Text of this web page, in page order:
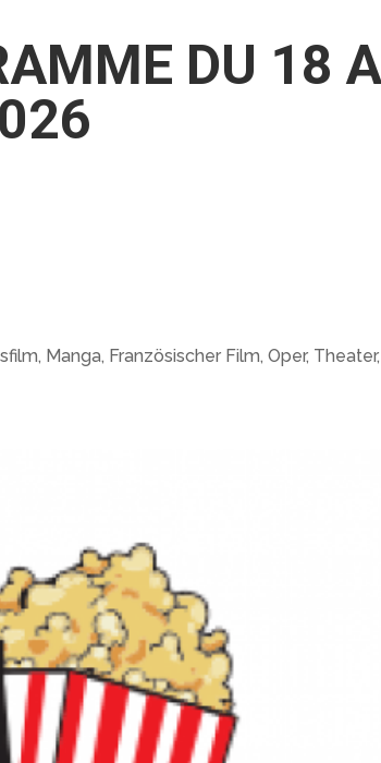
DU 18
Manga, Französischer Film, Oper, Theater,